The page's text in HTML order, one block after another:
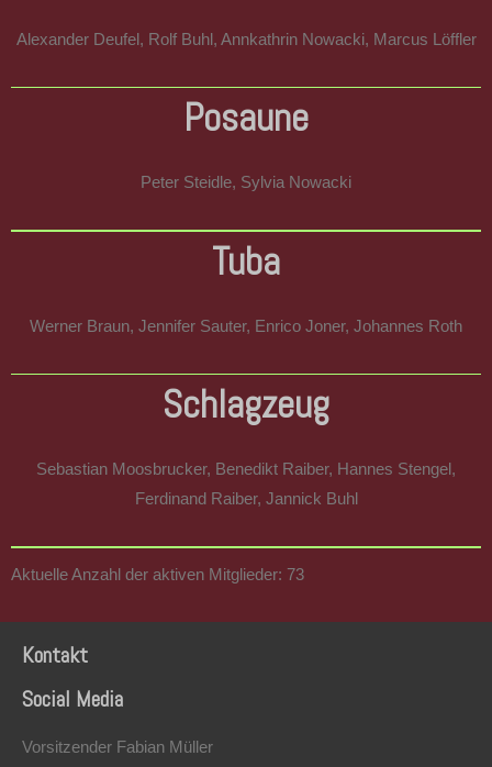
Alexander Deufel, Rolf Buhl, Annkathrin Nowacki, Marcus Löffler
Posaune
Peter Steidle, Sylvia Nowacki
Tuba
Werner Braun, Jennifer Sauter, Enrico Joner, Johannes Roth
Schlagzeug
Sebastian Moosbrucker, Benedikt Raiber, Hannes Stengel,
Ferdinand Raiber, Jannick Buhl
Aktuelle Anzahl der aktiven Mitglieder: 73
Kontakt
Social Media
Vorsitzender Fabian Müller